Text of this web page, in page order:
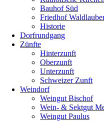
Bauhof Süd
Friedhof
Historie
Dorfrundgang
Zünfte
Hinterzunft
Oberzunft
Unterzunft
Schweizer Zunft
Weindorf
Weingut Bischof
Wein- & Sektgut
Weingut Paulus